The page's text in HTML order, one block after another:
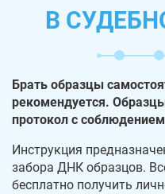
В
Брать образцы
рекомендуется.
протокол с
Инструкция
забора ДНК образцов.
бесплатно получить